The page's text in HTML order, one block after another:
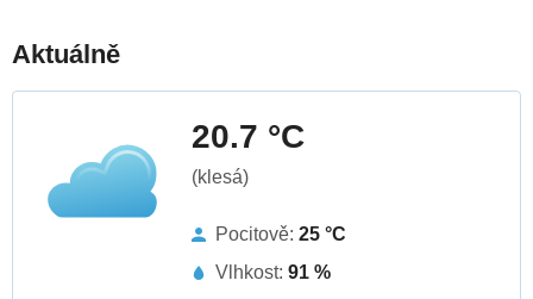
Aktuálně
20.7 °C
(klesá)
Pocitově: 25 °C
Vlhkost: 91 %